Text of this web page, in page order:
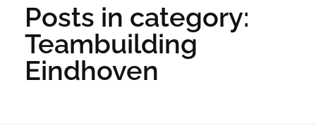
Posts in category:
Teambuilding
Eindhoven